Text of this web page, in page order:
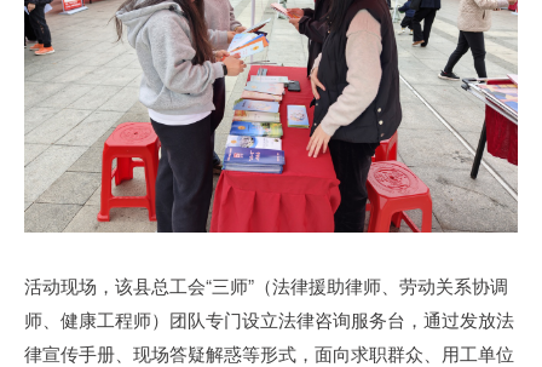
活动现场，该县总工会“三师”（法律援助律师、劳动关系协调
师、健康工程师）团队专门设立法律咨询服务台，通过发放法
律宣传手册、现场答疑解惑等形式，面向求职群众、用工单位